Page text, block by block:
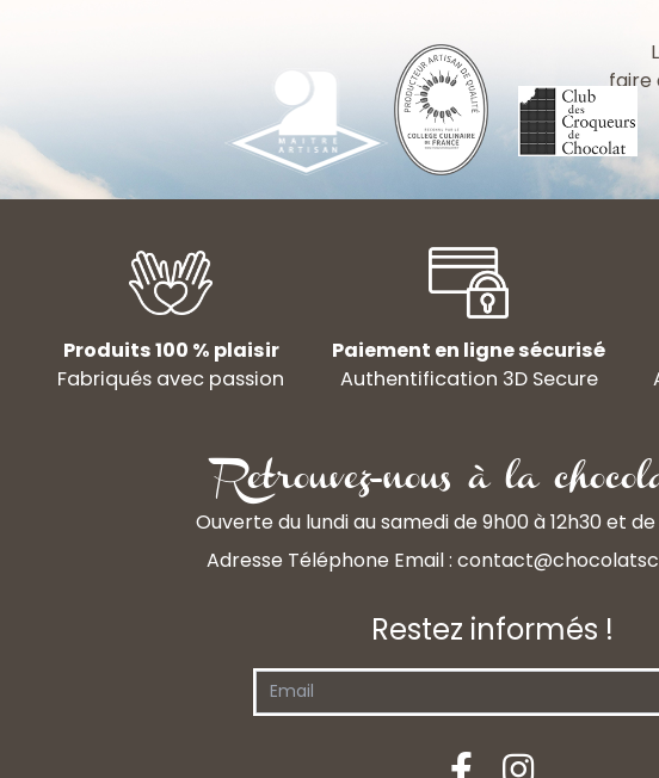
faire
Produits 100 % plaisir Paiement en ligne sécurisé
Fabriqués avec passion
Authentification 3D Secure
Retrouvez-nous à la
Ouverte du lundi au samedi de 9h00 à 12h30 et de
Adresse Téléphone Email :
Restez informés !